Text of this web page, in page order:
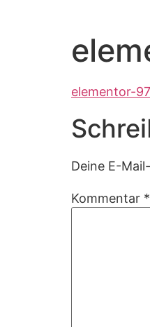
elementor-
Deine E-
Kommentar *